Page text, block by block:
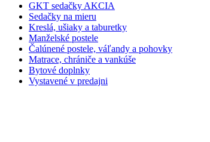
GKT sedačky AKCIA
Sedačky na mieru
Kreslá, ušiaky a taburetky
Manželské postele
Čalúnené postele, váľandy a pohovky
Matrace, chrániče a vankúše
Bytové doplnky
Vystavené v predajni